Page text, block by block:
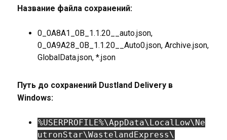
Название файла сохранений:
0_0A8A1_0B_1.1.20__auto.json,
0_0A9A28_0B_1.1.20__Auto0.json, Archive.json,
GlobalData.json, *.json
Путь до сохранений Dustland Delivery в
Windows:
%USERPROFILE%\AppData\LocalLow\Ne
utronStar\WastelandExpress\